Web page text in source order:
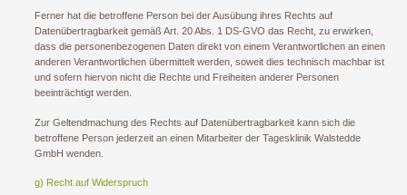
Ferner hat die betroffene Person bei der Ausübung ihres Rechts auf
Datenübertragbarkeit gemäß Art. 20 Abs. 1 DS-GVO das Recht, zu erwirken,
dass die personenbezogenen Daten direkt von einem Verantwortlichen an einen
anderen Verantwortlichen übermittelt werden, soweit dies technisch machbar ist
und sofern hiervon nicht die Rechte und Freiheiten anderer Personen
beeinträchtigt werden.
Zur Geltendmachung des Rechts auf Datenübertragbarkeit kann sich die
betroffene Person jederzeit an einen Mitarbeiter der Tagesklinik Walstedde
GmbH wenden.
g) Recht auf Widerspruch